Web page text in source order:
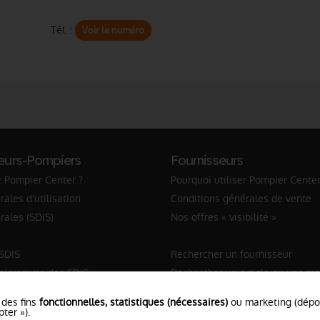
Tél. : Voir le numéro
Pompiers
Center ?
d'utilisation
(SDIS)
des SDIS
Fournisseurs
Pourquoi utiliser Pompier
Conditions générales de vente
Nos offres « visibilité »
Rechercher un fournisseur
Rechercher un article ou une
fins fonctionnelles, statistiques (nécessaires) ou marketing
»).